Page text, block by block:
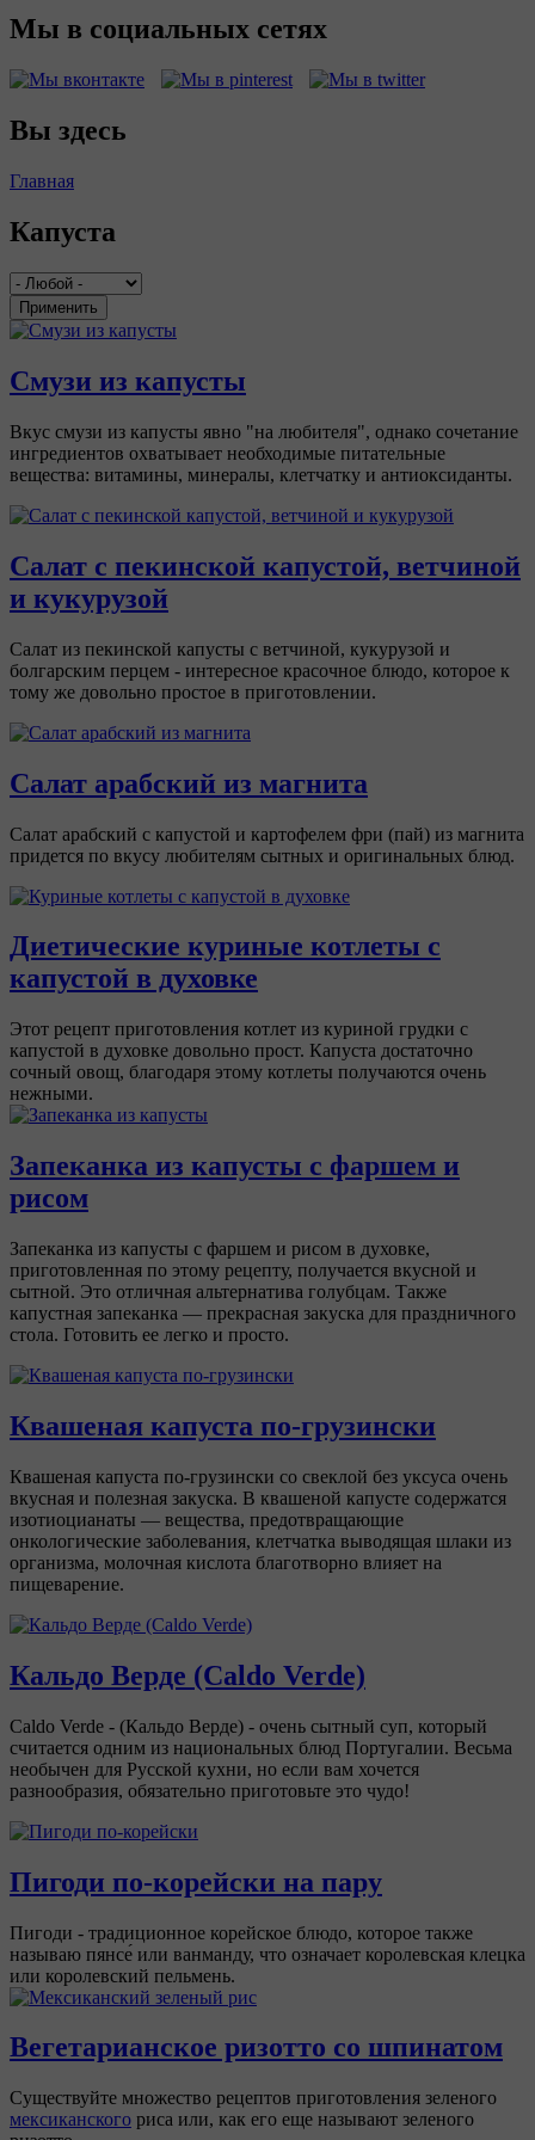
Мы в социальных сетях
Вы здесь
Главная
Капуста
Применить
Смузи из капусты
Вкус смузи из капусты явно "на любителя", однако сочетание
ингредиентов охватывает необходимые питательные
вещества: витамины, минералы, клетчатку и антиоксиданты.
Салат с пекинской капустой, ветчиной
и кукурузой
Салат из пекинской капусты с ветчиной, кукурузой и
болгарским перцем - интересное красочное блюдо, которое к
тому же довольно простое в приготовлении.
Салат арабский из магнита
Салат арабский с капустой и картофелем фри (пай) из магнита
придется по вкусу любителям сытных и оригинальных блюд.
Диетические куриные котлеты с
капустой в духовке
Этот рецепт приготовления котлет из куриной грудки с
капустой в духовке довольно прост. Капуста достаточно
сочный овощ, благодаря этому котлеты получаются очень
нежными.
Запеканка из капусты с фаршем и
рисом
Запеканка из капусты с фаршем и рисом в духовке,
приготовленная по этому рецепту, получается вкусной и
сытной. Это отличная альтернатива голубцам. Также
капустная запеканка — прекрасная закуска для праздничного
стола. Готовить ее легко и просто.
Квашеная капуста по-грузински
Квашеная капуста по-грузински со свеклой без уксуса очень
вкусная и полезная закуска. В квашеной капусте содержатся
изотиоцианаты — вещества, предотвращающие
онкологические заболевания, клетчатка выводящая шлаки из
организма, молочная кислота благотворно влияет на
пищеварение.
Кальдо Верде (Caldo Verde)
Caldo Verde - (Кальдо Верде) - очень сытный суп, который
считается одним из национальных блюд Португалии. Весьма
необычен для Русской кухни, но если вам хочется
разнообразия, обязательно приготовьте это чудо!
Пигоди по-корейски на пару
Пигоди - традиционное корейское блюдо, которое также
называю пянсе́ или ванманду, что означает королевская клецка
или королевский пельмень.
Вегетарианское ризотто со шпинатом
Существуйте множество рецептов приготовления зеленого
мексиканского риса или, как его еще называют зеленого